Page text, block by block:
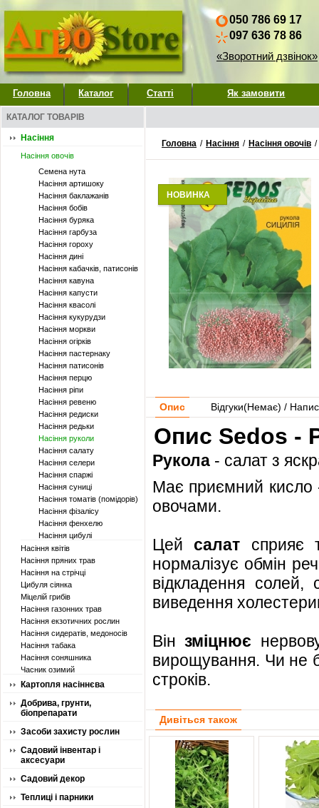
050 786 69 17
097 636 78 86
«Зворотний дзвінок»
Головна Каталог Статті Як замовити
КАТАЛОГ ТОВАРІВ
Насіння
Насіння овочів
Семена нута
Насіння артишоку
Насіння баклажанів
Насіння бобів
Насіння буряка
Насіння гарбуза
Насіння гороху
Насіння дині
Насіння кабачків, патисонів
Насіння кавуна
Насіння капусти
Насіння квасолі
Насіння кукурудзи
Насіння моркви
Насіння огірків
Насіння пастернаку
Насіння патисонів
Насіння перцю
Насіння ріпи
Насіння ревеню
Насіння редиски
Насіння редьки
Насіння руколи
Насіння салату
Насіння селери
Насіння спаржі
Насіння суниці
Насіння томатів (помідорів)
Насіння фізалісу
Насіння фенхелю
Насіння цибулі
Насіння квітів
Насіння пряних трав
Насіння на стрічці
Цибуля сіянка
Міцелій грибів
Насіння газонних трав
Насіння екзотичних рослин
Насіння сидератів, медоносів
Насіння табака
Насіння соняшника
Часник озимий
Картопля насіннєва
Добрива, грунти,
біопрепарати
Засоби захисту рослин
Садовий інвентар і
аксесуари
Садовий декор
Теплиці і парники
Головна / Насіння / Насіння овочів /
НОВИНКА
Опис Відгуки(Немає) /
Опис Sedos -
Рукола - салат з
Має приємний кисло
овочами.
Цей салат сприяє
нормалізує обмін
відкладення солей,
виведення
Вінзміцнює
вирощування. Чи не
строків.
Дивіться також